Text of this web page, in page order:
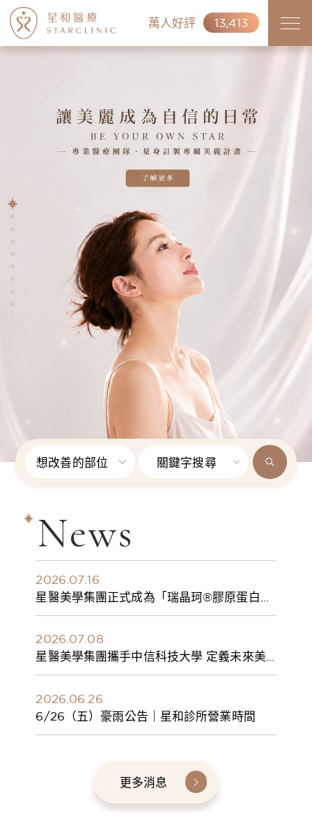
萬人好評 13,413
想改善的部位 關鍵字搜尋
News
2026.07.16
星醫美學集團正式成為「瑞晶珂®膠原蛋白植
入劑」台灣獨家總代理
2026.07.08
星醫美學集團攜手中信科技大學 定義未來美
學人才新標準 建構健康美學產學共育模式 串
2026.06.26
6/26（五）豪雨公告｜星和診所營業時間
更多消息